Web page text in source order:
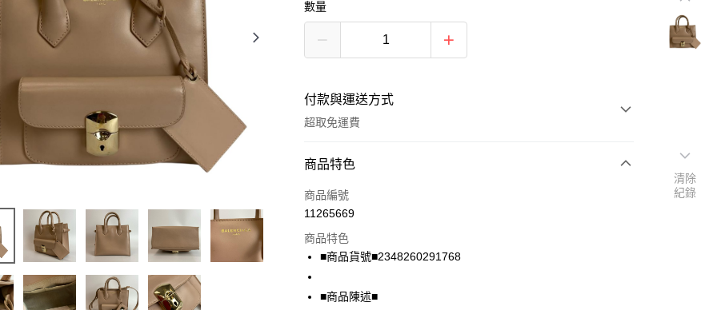
數量
付款與運送方式
超取免運費
付款方式
信用卡一次付款
LINE Pay
Apple Pay
商品特色
商品編號
11265669
商品特色
■商品貨號■2348260291768
■商品陳述■
清除
紀錄